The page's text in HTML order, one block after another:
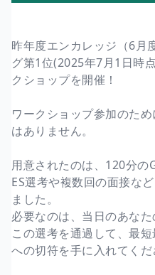
昨年度エンカレッジ（6月
グ第1位(2025年7月1日時
クショップを開催！
ワークショップ参加のた
はありません。
用意されたのは、120分の
ES選考や複数回の面接な
ました。
必要なのは、当日のあなた
この選考を通過して、最
への切符を手に入れてくだ